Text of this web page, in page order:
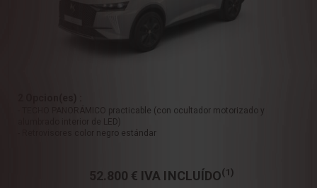
- TECHO PANORÁMICO practicable (con ocultador motorizado y
alumbrado interior de LED)
- Retrovisores color negro estándar
52.800 € IVA INCLUÍDO(1)